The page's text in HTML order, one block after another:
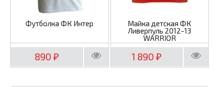
Футболка ФК Интер
890 ₽
Майка детская ФК
Ливерпуль 2012-13
WARRIOR
1 890₽